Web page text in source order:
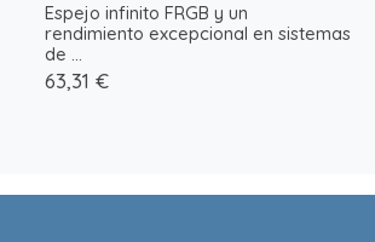
Espejo infinito FRGB y un
rendimiento excepcional en sistemas
de ...
63,31 €